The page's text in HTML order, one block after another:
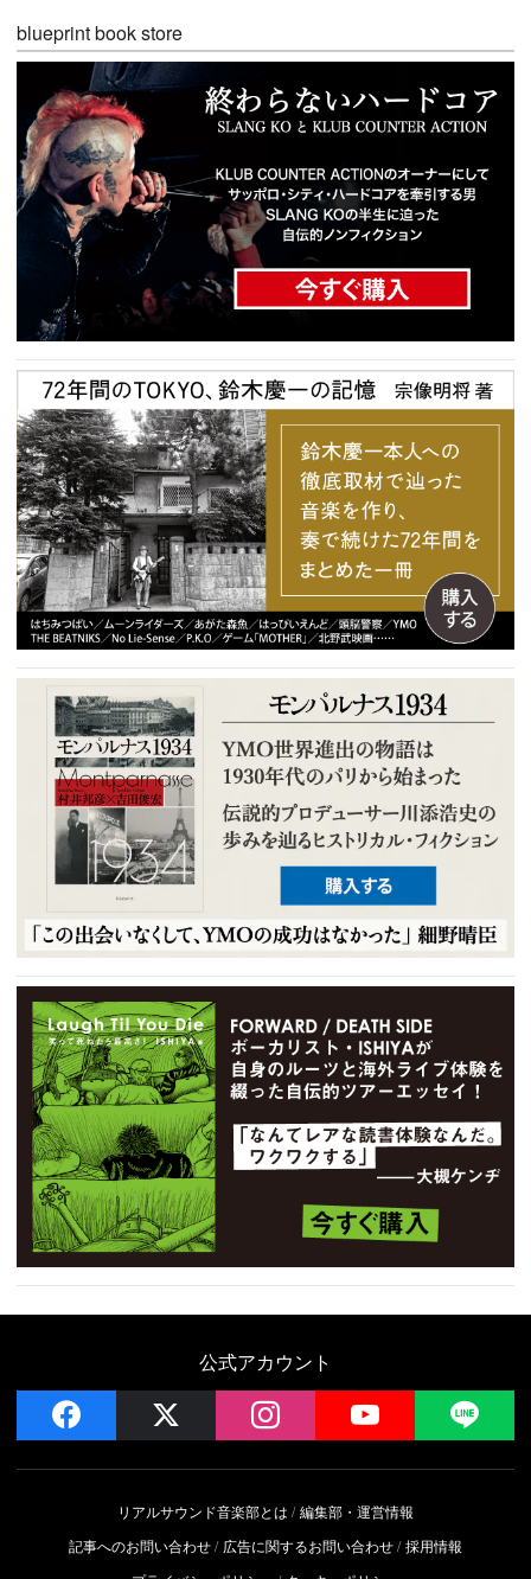
blueprint book store
公式アカウント
facebook instagram YouTube
リアルサウンド音楽部とは
編集部・運営情報
記事へのお問い合わせ
広告に関するお問い合わせ 採用情報